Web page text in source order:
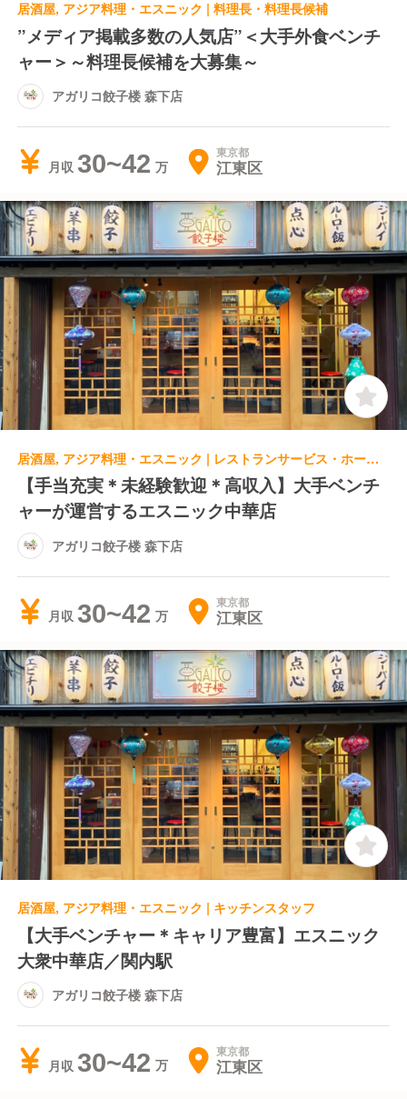
居酒屋, アジア料理・エスニック | 料理長・料理長候補
”メディア掲載多数の人気店”＜大手外食ベンチ
ャー＞～料理長候補を大募集～
アガリコ餃子楼 森下店
月収 30~42 東京都
江東区
居酒屋, アジア料理・エスニック | レストランサービス・ホールスタッフ
【手当充実＊未経験歓迎＊高収入】大手ベンチ
ャーが運営するエスニック中華店
アガリコ餃子楼 森下店
月収 30~42 東京都
江東区
居酒屋, アジア料理・エスニック | キッチンスタッフ
【大手ベンチャー＊キャリア豊富】エスニック
大衆中華店／関内駅
アガリコ餃子楼 森下店
月収 30~42 東京都
江東区